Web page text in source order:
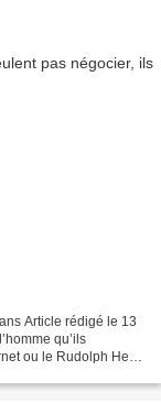
Article rédigé le 13
qu’ils
ou le Rudolph Hess